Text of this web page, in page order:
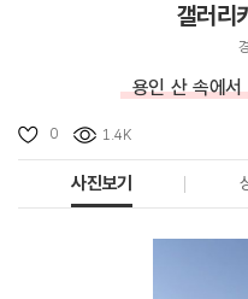
갤러리
용인 산 속에
0 1.4K
사진보기